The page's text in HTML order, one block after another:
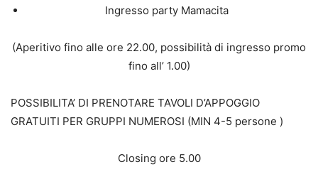
Ingresso party Mamacita
(Aperitivo fino alle ore 22.00, possibilità di ingresso promo
fino all’ 1.00)
POSSIBILITA’ DI PRENOTARE TAVOLI D’APPOGGIO
GRATUITI PER GRUPPI NUMEROSI (MIN 4-5 persone )
Closing ore 5.00